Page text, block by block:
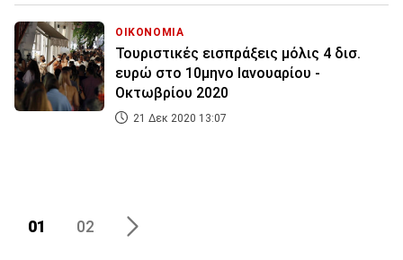
ΟΙΚΟΝΟΜΙΑ
Τουριστικές εισπράξεις μόλις 4 δισ.
ευρώ στο 10μηνο Ιανουαρίου -
Οκτωβρίου 2020
21 Δεκ 2020 13:07
01 02